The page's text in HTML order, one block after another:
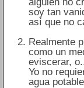
soy tan
así que no
Realmente
como un
eviscerar,
Yo no
agua